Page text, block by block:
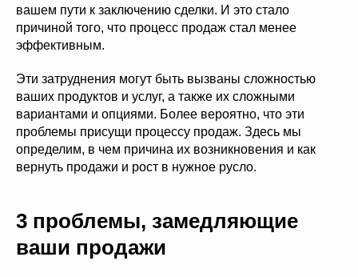
вашем пути к заключению сделки. И это стало
причиной того, что процесс продаж стал менее
эффективным.
Эти затруднения могут быть вызваны сложностью
ваших продуктов и услуг, а также их сложными
вариантами и опциями. Более вероятно, что эти
проблемы присущи процессу продаж. Здесь мы
определим, в чем причина их возникновения и как
вернуть продажи и рост в нужное русло.
3 проблемы, замедляющие
ваши продажи